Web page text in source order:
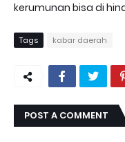
kerumunan bisa di
Tags kabar daerah
POST A COMMENT